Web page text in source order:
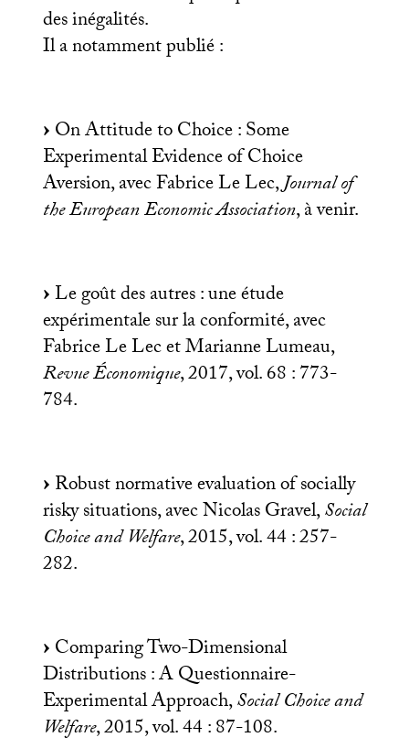
des inégalités.
Il a notamment publié :
On Attitude to Choice : Some
Experimental Evidence of Choice
Aversion, avec Fabrice Le Lec,Journal of
the European Economic Association, à venir.
Le goût des autres : une étude
expérimentale sur la conformité, avec
Fabrice Le Lec et Marianne Lumeau,
Revue Économique, 2017, vol. 68 : 773-
784.
Robust normative evaluation of socially
risky situations, avec Nicolas Gravel,Social
Choice and Welfare, 2015, vol. 44 : 257-
282.
Comparing Two-Dimensional
Distributions : A Questionnaire-
Experimental Approach,Social Choice and
Welfare, 2015, vol. 44 : 87-108.